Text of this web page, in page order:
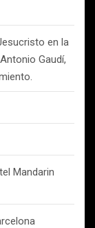
en la
Gaudí,
Mandarin